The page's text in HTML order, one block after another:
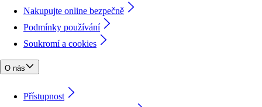
Nakupujte online bezpečně
Podmínky používání
Soukromí a cookies
O nás
Přístupnost